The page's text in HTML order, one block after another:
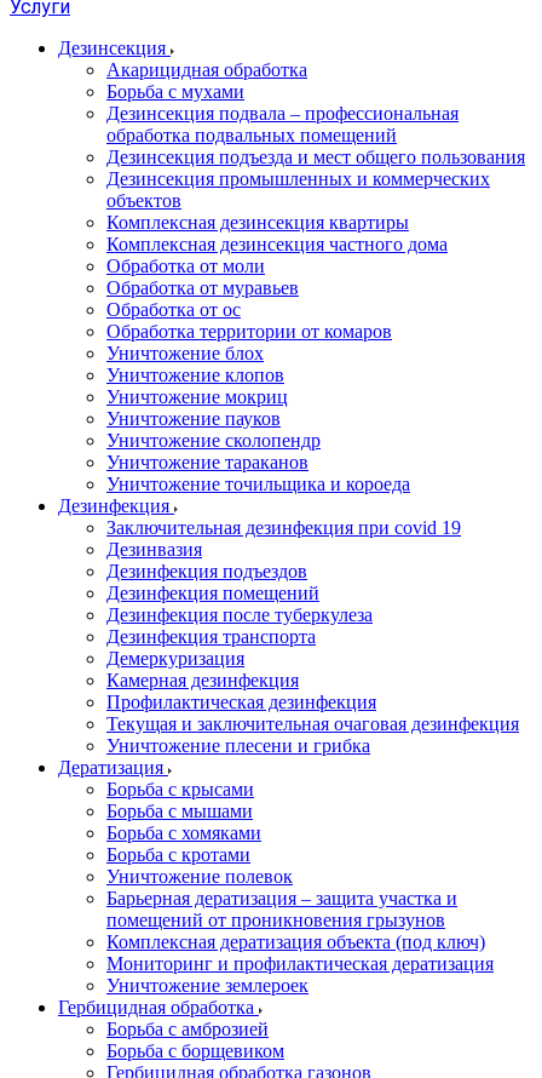
Услуги
Дезинсекция
Акарицидная обработка
Борьба с мухами
Дезинсекция подвала – профессиональная
обработка подвальных помещений
Дезинсекция подъезда и мест общего пользования
Дезинсекция промышленных и коммерческих
объектов
Комплексная дезинсекция квартиры
Комплексная дезинсекция частного дома
Обработка от моли
Обработка от муравьев
Обработка от ос
Обработка территории от комаров
Уничтожение блох
Уничтожение клопов
Уничтожение мокриц
Уничтожение пауков
Уничтожение сколопендр
Уничтожение тараканов
Уничтожение точильщика и короеда
Дезинфекция
Заключительная дезинфекция при covid 19
Дезинвазия
Дезинфекция подъездов
Дезинфекция помещений
Дезинфекция после туберкулеза
Дезинфекция транспорта
Демеркуризация
Камерная дезинфекция
Профилактическая дезинфекция
Текущая и заключительная очаговая дезинфекция
Уничтожение плесени и грибка
Дератизация
Борьба с крысами
Борьба с мышами
Борьба с хомяками
Борьба с кротами
Уничтожение полевок
Барьерная дератизация – защита участка и
помещений от проникновения грызунов
Комплексная дератизация объекта (под ключ)
Мониторинг и профилактическая дератизация
Уничтожение землероек
Гербицидная обработка
Борьба с амброзией
Борьба с борщевиком
Гербицидная обработка газонов